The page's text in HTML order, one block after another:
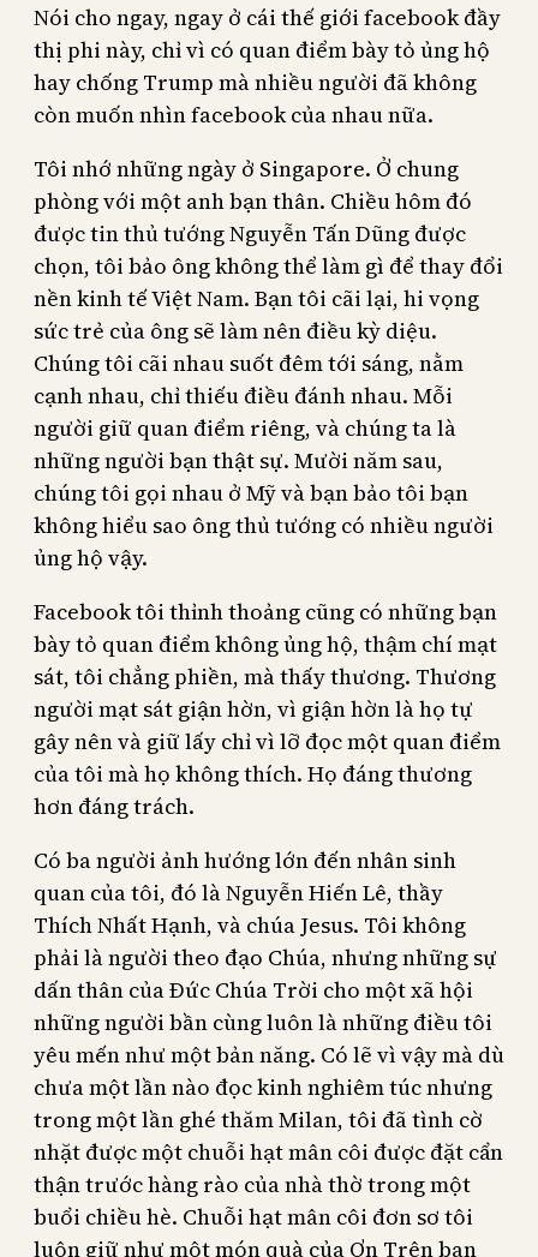
Nói cho ngay, ngay ở cái thế giới facebook đầy
thị phi này, chỉ vì có quan điểm bày tỏ ủng hộ
hay chống Trump mà nhiều người đã không
còn muốn nhìn facebook của nhau nữa.
Tôi nhớ những ngày ở Singapore. Ở chung
phòng với một anh bạn thân. Chiều hôm đó
được tin thủ tướng Nguyễn Tấn Dũng được
chọn, tôi bảo ông không thể làm gì để thay đổi
nền kinh tế Việt Nam. Bạn tôi cãi lại, hi vọng
sức trẻ của ông sẽ làm nên điều kỳ diệu.
Chúng tôi cãi nhau suốt đêm tới sáng, nằm
cạnh nhau, chỉ thiếu điều đánh nhau. Mỗi
người giữ quan điểm riêng, và chúng ta là
những người bạn thật sự. Mười năm sau,
chúng tôi gọi nhau ở Mỹ và bạn bảo tôi bạn
không hiểu sao ông thủ tướng có nhiều người
ủng hộ vậy.
Facebook tôi thỉnh thoảng cũng có những bạn
bày tỏ quan điểm không ủng hộ, thậm chí mạt
sát, tôi chẳng phiền, mà thấy thương. Thương
người mạt sát giận hờn, vì giận hờn là họ tự
gây nên và giữ lấy chỉ vì lỡ đọc một quan điểm
của tôi mà họ không thích. Họ đáng thương
hơn đáng trách.
Có ba người ảnh hướng lớn đến nhân sinh
quan của tôi, đó là Nguyễn Hiến Lê, thầy
Thích Nhất Hạnh, và chúa Jesus. Tôi không
phải là người theo đạo Chúa, nhưng những sự
dấn thân của Đức Chúa Trời cho một xã hội
những người bần cùng luôn là những điều tôi
yêu mến như một bản năng. Có lẽ vì vậy mà dù
chưa một lần nào đọc kinh nghiêm túc nhưng
trong một lần ghé thăm Milan, tôi đã tình cờ
nhặt được một chuỗi hạt mân côi được đặt cẩn
thận trước hàng rào của nhà thờ trong một
buổi chiều hè. Chuỗi hạt mân côi đơn sơ tôi
luôn giữ như một món quà của Ơn Trên ban